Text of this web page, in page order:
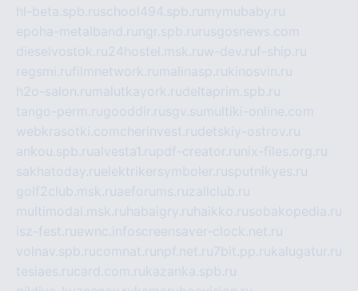
hl-beta.spb.ruschool494.spb.ru mymubaby.ru
epoha-metalband.ru ngr.spb.ru rusgosnews.com
dieselvostok.ru24hostel.msk.ruw-dev.ruf-ship.ru
regsmi.rufilmnetwork.ru malinasp.rukinosvin.ru
h2o-salon.ru malutkayork.rudeltaprim.spb.ru
tango-perm.rugooddir.rusgv.su multiki-online.com
webkrasotki.comcherinvest.rudetskiy-ostrov.ru
ankou.spb.rualvesta1.rupdf-creator.ru nix-files.org.ru
sakhatoday.ruelektrikersymboler.rusputnikyes.ru
golf2club.msk.ruaeforums.ruzallclub.ru
multimodal.msk.ru habaigry.ru haikko.rusobakopedia.ru
isz-fest.ruewnc.infoscreensaver-clock.net.ru
volnav.spb.rucomnat.ru npf.net.ru7bit.pp.rukalugatur.ru
tesiaes.rucard.com.rukazanka.spb.ru